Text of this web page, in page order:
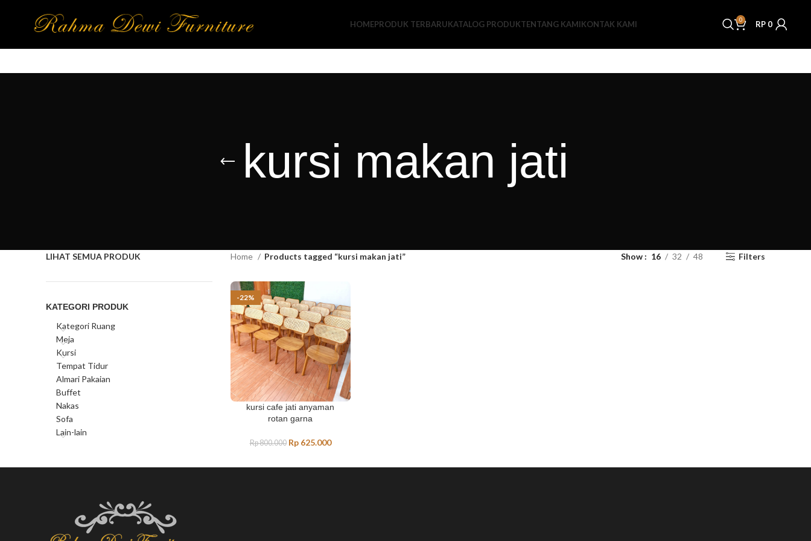
HOMEPRODUK TERBARUKATALOG PRODUKTENTANG KAMIKONTAK KAMI 0 RP 0
kursi makan jati
LIHAT SEMUA PRODUK
KATEGORI PRODUK
Kategori Ruang
Meja
Kursi
Tempat Tidur
Almari Pakaian
Buffet
Nakas
Sofa
Lain-lain
Home Products tagged “kursi makan jati” Show 16 32 48 Filters
-22%
kursi cafe jati anyaman
rotan garna
Rp800.000 Rp625.000